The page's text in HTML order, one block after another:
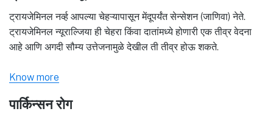
ट्रायजेमिनल नर्व्ह आपल्या चेहऱ्यापासून मेंदूपर्यंत सेन्सेशन (जाणिवा) नेते.
ट्रायजेमिनल न्यूराल्जिया ही चेहरा किंवा दातांमध्ये होणारी एक तीव्र वेदना
आहे आणि अगदी सौम्य उत्तेजनामुळे देखील ती तीव्र होऊ शकते.
Know more
पार्किन्सन रोग